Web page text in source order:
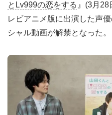
とLv999の恋をする 』(3月
レビアニメ版に出演した声
シャル動画が解禁となった。